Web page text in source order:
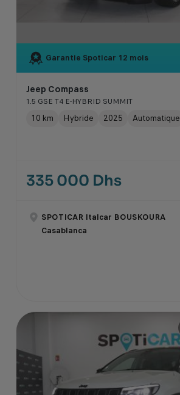
Garantie Spoticar 12 mois
Jeep Compass
1.5 GSE T4 E-HYBRID SUMMIT
10 km Hybride 2025 Automatique
335 000 Dhs
SPOTICAR Italcar BOUSKOURA
Casablanca